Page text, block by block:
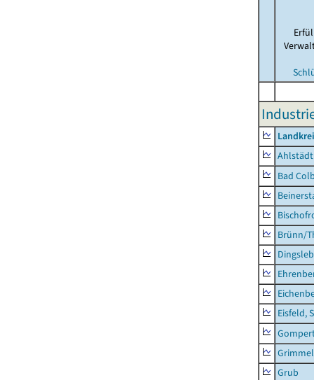
Ahlstädt
Bad
Brünn/
Eisfeld,
Grub